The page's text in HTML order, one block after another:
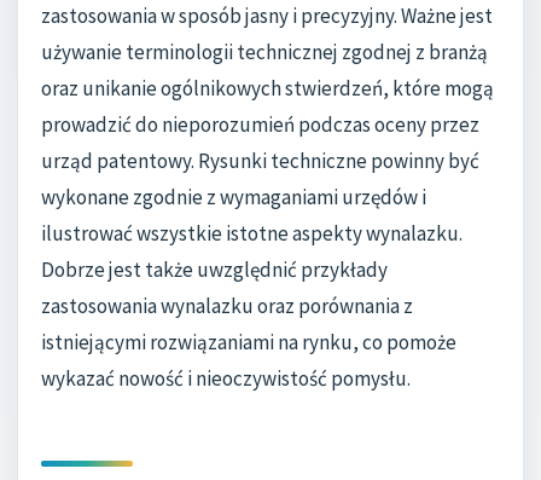
zastosowania w sposób jasny i precyzyjny. Ważne jest
używanie terminologii technicznej zgodnej z branżą
oraz unikanie ogólnikowych stwierdzeń, które mogą
prowadzić do nieporozumień podczas oceny przez
urząd patentowy. Rysunki techniczne powinny być
wykonane zgodnie z wymaganiami urzędów i
ilustrować wszystkie istotne aspekty wynalazku.
Dobrze jest także uwzględnić przykłady
zastosowania wynalazku oraz porównania z
istniejącymi rozwiązaniami na rynku, co pomoże
wykazać nowość i nieoczywistość pomysłu.